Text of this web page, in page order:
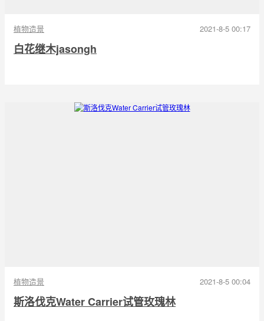
植物造景 2021-8-5 00:17
白花继木jasongh
植物造景 2021-8-5 00:04
斯洛伐克Water Carrier试管玫瑰林